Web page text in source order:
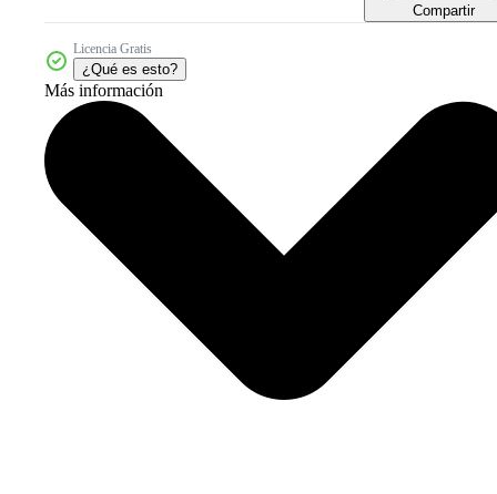
Compartir
Licencia Gratis
¿Qué es esto?
Más información